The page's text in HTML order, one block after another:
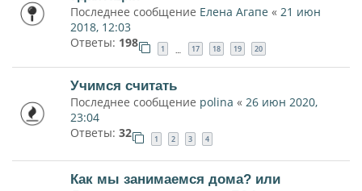
Последнее сообщение Елена Агапе « 21 июн
2018, 12:03
Ответы: 198 1 … 17 18 19 20
Учимся считать
Последнее сообщение polina « 26 июн 2020,
23:04
Ответы: 32 1 2 3 4
Как мы занимаемся дома? или